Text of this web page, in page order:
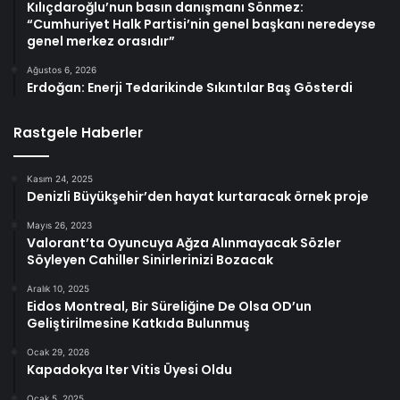
Kılıçdaroğlu’nun basın danışmanı Sönmez:
“Cumhuriyet Halk Partisi’nin genel başkanı neredeyse
genel merkez orasıdır”
Ağustos 6, 2026
Erdoğan: Enerji Tedarikinde Sıkıntılar Baş Gösterdi
Rastgele Haberler
Kasım 24, 2025
Denizli Büyükşehir’den hayat kurtaracak örnek proje
Mayıs 26, 2023
Valorant’ta Oyuncuya Ağza Alınmayacak Sözler
Söyleyen Cahiller Sinirlerinizi Bozacak
Aralık 10, 2025
Eidos Montreal, Bir Süreliğine De Olsa OD’un
Geliştirilmesine Katkıda Bulunmuş
Ocak 29, 2026
Kapadokya Iter Vitis Üyesi Oldu
Ocak 5, 2025